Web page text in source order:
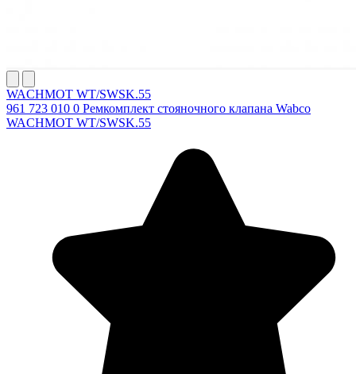
WACHMOT WT/SWSK.55
961 723 010 0 Ремкомплект стояночного клапана Wabco
WACHMOT WT/SWSK.55